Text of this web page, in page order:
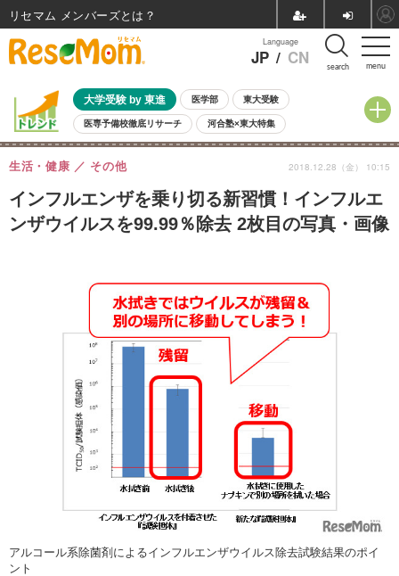
menu
Language
JP / CN search
大学受験 by 東進 医学部 東大受験
医専予備校徹底リサーチ 河合塾×東大特集
親子で考える大学選び 高校受験 中学受験 小学校受験
共通テスト 夏休み
8月開催イベント・WS 全国公立高校 過去問 人気記事
自由研究教材（小学生向け） 自由研究教材（中学生向け） ランキング
インフルエンザを乗り切る新習慣！インフルエ
ンザウイルスを99.99％除去 2枚目の写真・画像
生活・健康 その他 2018.12.28（金） 10:15
アルコール系除菌剤によるインフルエンザウイルス除去試験結果のポイ
ント
リセマム メンバーズ